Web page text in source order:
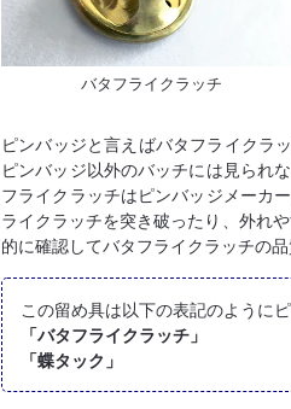
バタフライクラッチ
ピンバッジと言えばバタフライクラ
ピンバッジ以外のバッチには見られ
フライクラッチはピンバッジメーカ
ライクラッチを突き破ったり、外れ
的に確認してバタフライクラッチの
この留め具は以下の表記のように
「バタフライクラッチ」
「蝶タック」